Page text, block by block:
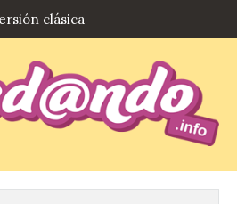
clásica